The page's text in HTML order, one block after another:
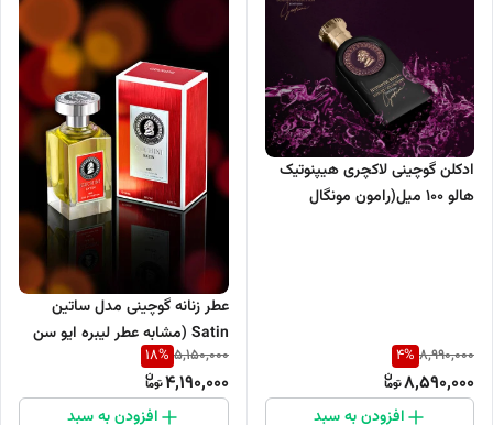
ادکلن گوچینی لاکچری هیپنوتیک
هالو ۱۰۰ میل(رامون مونگال
8,990,000
4%
8,590,000
افزودن به سبد
عطر زنانه گوچینی مدل ساتین
Satin (مشابه عطر لیبره ایو سن
لورن) حجم 100 میل
5,150,000
18%
4,190,000
افزودن به سبد